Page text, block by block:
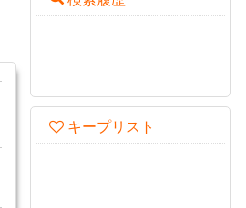
キープリスト